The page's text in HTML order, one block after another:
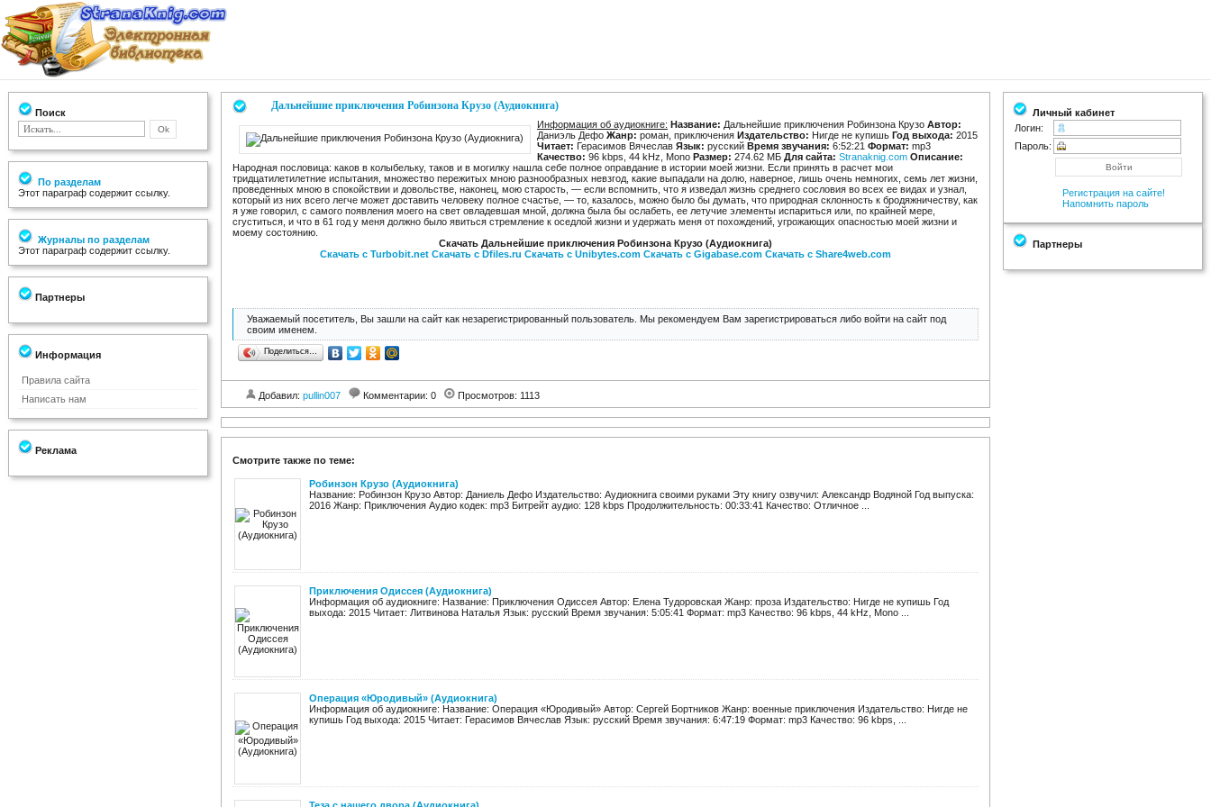
Поиск
По разделам
Этот параграф содержит ссылку.
Журналы по разделам
Этот параграф содержит ссылку.
Партнеры
Информация
Правила сайта
Написать нам
Реклама
Дальнейшие приключения Робинзона Крузо (Аудиокнига)
Информация об аудиокниге: Название: Дальнейшие приключения Робинзона Крузо Автор:
Даниэль Дефо Жанр: роман, приключения Издательство: Нигде не купишь Год выхода: 2015
Читает: Герасимов Вячеслав Язык: русский Время звучания: 6:52:21 Формат: mp3
Качество: 96 kbps, 44 kHz, Mono Размер: 274.62 МБ Для сайта: Stranaknig.com Описание:
Народная пословица: каков в колыбельку, таков и в могилку нашла себе полное оправдание в истории моей жизни. Если принять в расчет мои
тридцатилетилетние испытания, множество пережитых мною разнообразных невзгод, какие выпадали на долю, наверное, лишь очень немногих, семь лет жизни,
проведенных мною в спокойствии и довольстве, наконец, мою старость, — если вспомнить, что я изведал жизнь среднего сословия во всех ее видах и узнал,
который из них всего легче может доставить человеку полное счастье, — то, казалось, можно было бы думать, что природная склонность к бродяжничеству, как
я уже говорил, с самого появления моего на свет овладевшая мной, должна была бы ослабеть, ее летучие элементы испариться или, по крайней мере,
сгуститься, и что в 61 год у меня должно было явиться стремление к оседлой жизни и удержать меня от похождений, угрожающих опасностью моей жизни и
моему состоянию.
Скачать Дальнейшие приключения Робинзона Крузо (Аудиокнига)
Скачать с Turbobit.net Скачать с Dfiles.ru Скачать с Unibytes.com Скачать с Gigabase.com Скачать с Share4web.com
Уважаемый посетитель, Вы зашли на сайт как незарегистрированный пользователь. Мы рекомендуем Вам зарегистрироваться либо войти на сайт под
своим именем.
Поделиться…
Добавил: pullin007 Комментарии: 0 Просмотров: 1113
Смотрите также по теме:
Робинзон Крузо (Аудиокнига)
Название: Робинзон Крузо Автор: Даниель Дефо Издательство: Аудиокнига своими руками Эту книгу озвучил: Александр Водяной Год выпуска:
2016 Жанр: Приключения Аудио кодек: mp3 Битрейт аудио: 128 kbps Продолжительность: 00:33:41 Качество: Отличное ...
Приключения Одиссея (Аудиокнига)
Информация об аудиокниге: Название: Приключения Одиссея Автор: Елена Тудоровская Жанр: проза Издательство: Нигде не купишь Год
выхода: 2015 Читает: Литвинова Наталья Язык: русский Время звучания: 5:05:41 Формат: mp3 Качество: 96 kbps, 44 kHz, Mono ...
Операция «Юродивый» (Аудиокнига)
Информация об аудиокниге: Название: Операция «Юродивый» Автор: Сергей Бортников Жанр: военные приключения Издательство: Нигде не
купишь Год выхода: 2015 Читает: Герасимов Вячеслав Язык: русский Время звучания: 6:47:19 Формат: mp3 Качество: 96 kbps, ...
Личный кабинет
Логин:
Пароль:
Регистрация на сайте!
Напомнить пароль
Партнеры